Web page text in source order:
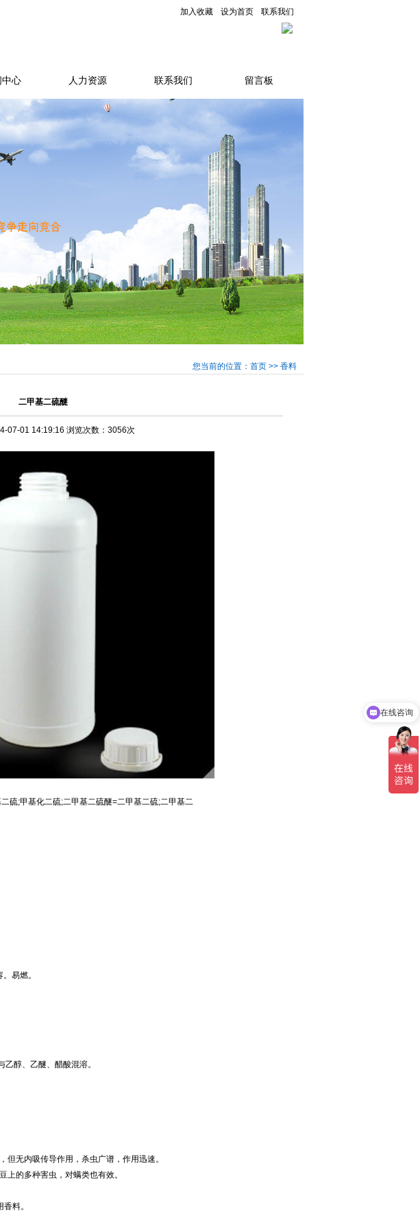
加入收藏 设为首页 联系我们
中心 人力资源 联系我们 留言板
您当前的位置：首页 >> 香料
二甲基二硫醚
07-01 14:19:16 浏览次数：3056次
硫;甲基化二硫;二甲基二硫醚=二甲基二硫;二甲基二
易燃。
醇、乙醚、醋酸混溶。
无内吸传导作用，杀虫广谱，作用迅速。
上的多种害虫，对螨类也有效。
料。
在线咨询